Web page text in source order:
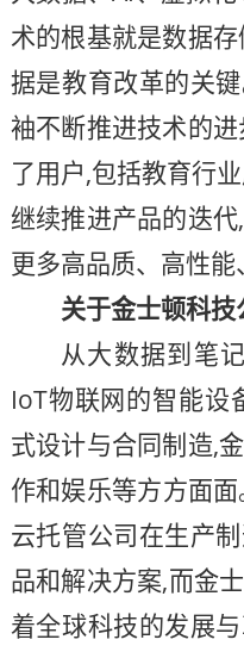
术的根基就是数据
据是教育改革的关
袖不断推进技术的
了用户,包括教育行
继续推进产品的迭
更多高品质、高性能
关于金士顿科技
从大数据到笔
IoT物联网的智能设
式设计与合同制造,
作和娱乐等方方面
云托管公司在生产
品和解决方案,而金
着全球科技的发展